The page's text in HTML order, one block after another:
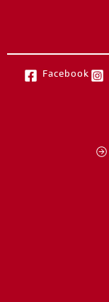
Facebook